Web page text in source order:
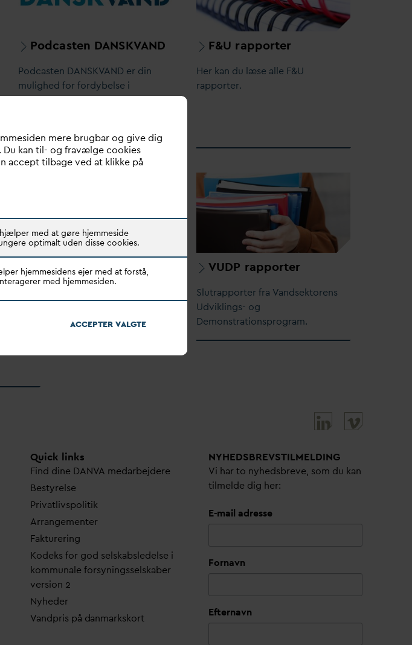
Podcasten DANSKVAND
Podcasten DANSKVAND er din
mulighed for fordybelse i
relevante emner med stor
F&U rapporter
Her kan du læse alle F&U
rapporter.
Vejledninger og
rapporter
Her kan du læse alle vejledninger
og rapporter.
VUDP rapporter
Slutrapporter fra Vandsektorens
Udviklings- og
Demonstrationsprogram.
Quick links
Find dine DANVA medarbejdere
Bestyrelse
Privatlivspolitik
Arrangementer
Fakturering
Kodeks for god selskabsledelse i
kommunale forsyningsselskaber
version 2
Nyheder
Vandpris på danmarkskort
NYHEDSBREVS­TILMELDING
Vi har to nyhedsbreve, som du kan
tilmelde dig her:
E-mail adresse
Fornavn
Efternavn
mere brugbar og give dig
Du kan til- og fravælge cookies
accept tilbage ved at klikke på
med at gøre hjemmeside
optimalt uden disse cookies.
hjemmesidens ejer med at forstå,
med hjemmesiden.
ACCEPTERVALGTE